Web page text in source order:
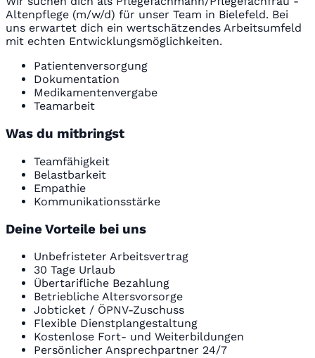
Altenpflege (m/w/d) für unser Team in Bielefeld. Bei
uns erwartet dich ein wertschätzendes Arbeitsumfeld
mit echten Entwicklungsmöglichkeiten.
Patientenversorgung
Dokumentation
Medikamentenvergabe
Teamarbeit
Was du mitbringst
Teamfähigkeit
Belastbarkeit
Empathie
Kommunikationsstärke
Deine Vorteile bei uns
Unbefristeter Arbeitsvertrag
30 Tage Urlaub
Übertarifliche Bezahlung
Betriebliche Altersvorsorge
Jobticket / ÖPNV-Zuschuss
Flexible Dienstplangestaltung
Kostenlose Fort- und Weiterbildungen
Persönlicher Ansprechpartner 24/7